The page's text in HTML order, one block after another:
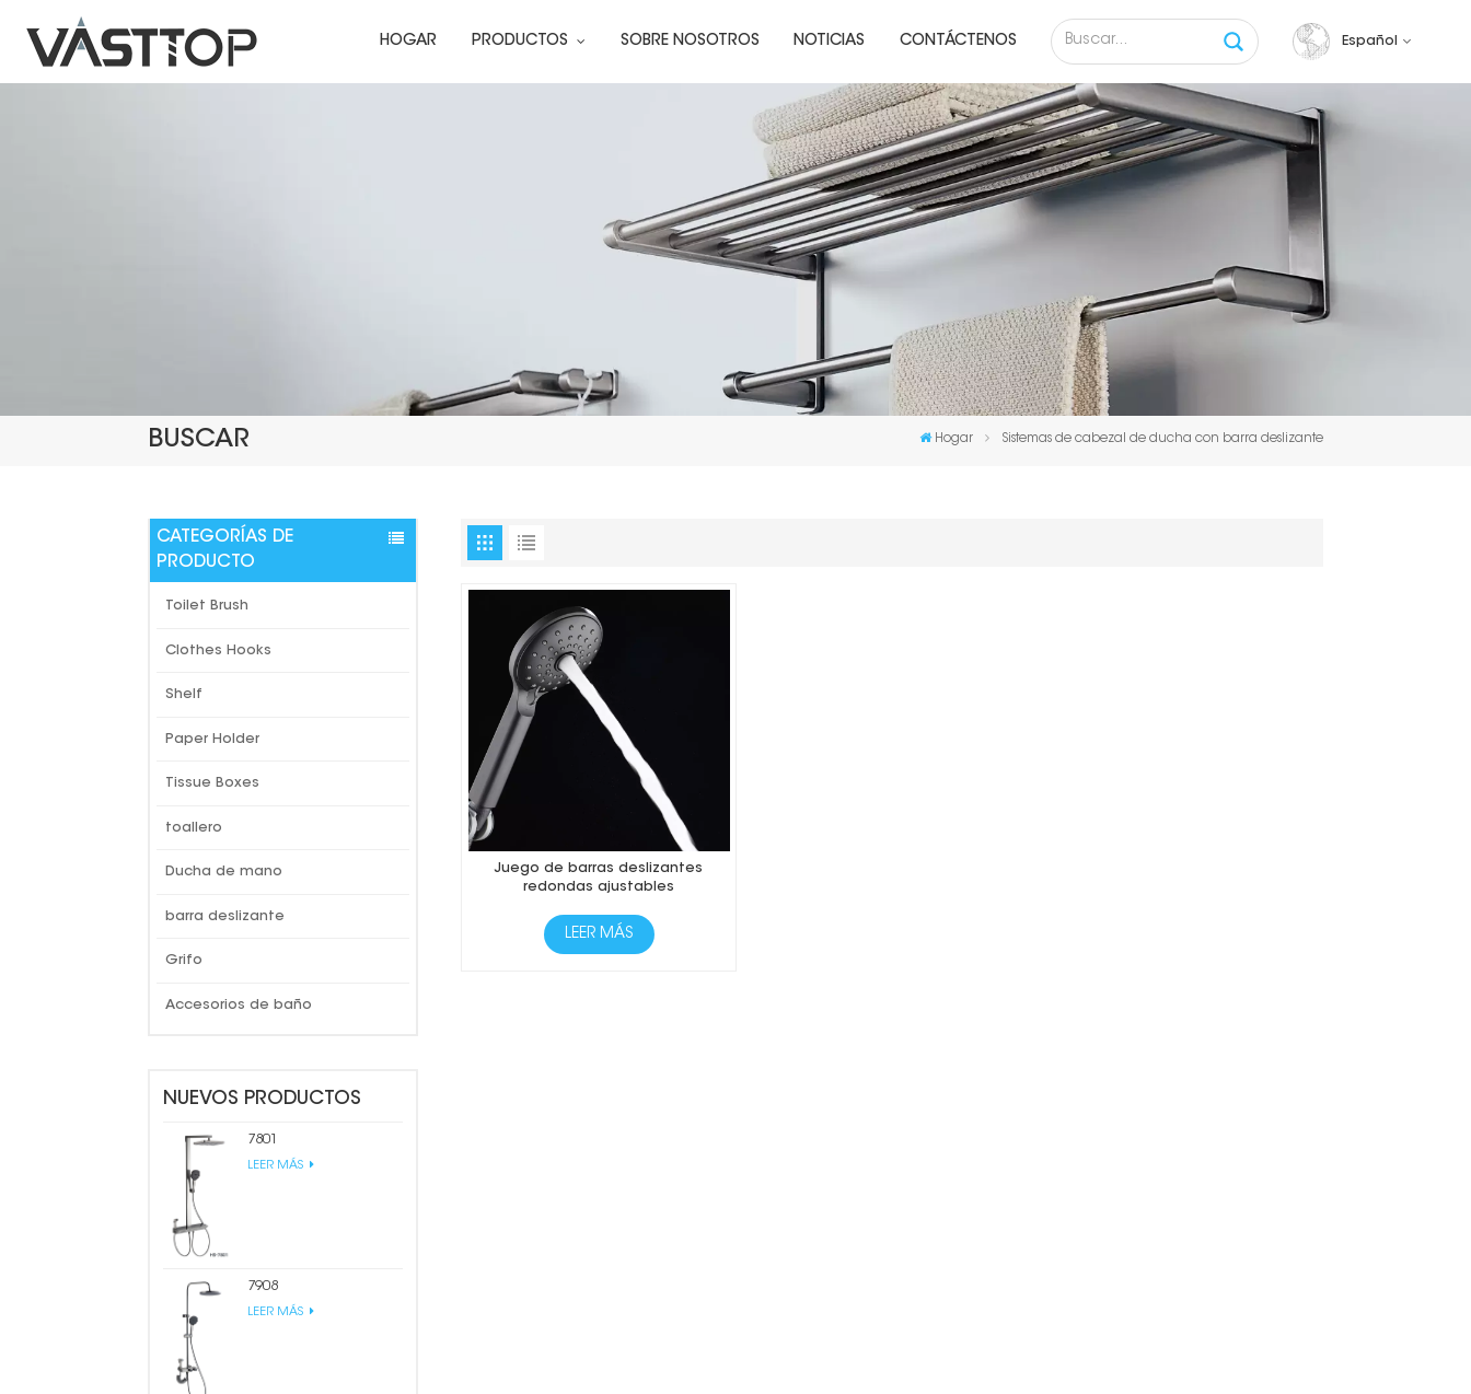
HOGAR PRODUCTOS SOBRE NOSOTROS NOTICIAS CONTÁCTENOS Español
English
français
русский
español
BUSCAR Hogar Sistemas de cabezal de ducha con barra deslizante
CATEGORÍAS DE
PRODUCTO
Toilet Brush
Clothes Hooks
Shelf
Paper Holder
Tissue Boxes
toallero
Ducha de mano
barra deslizante
Grifo
Accesorios de baño
NUEVOS PRODUCTOS
7801
LEER MÁS
7908
LEER MÁS
Juego de barras deslizantes
redondas ajustables
LEER MÁS